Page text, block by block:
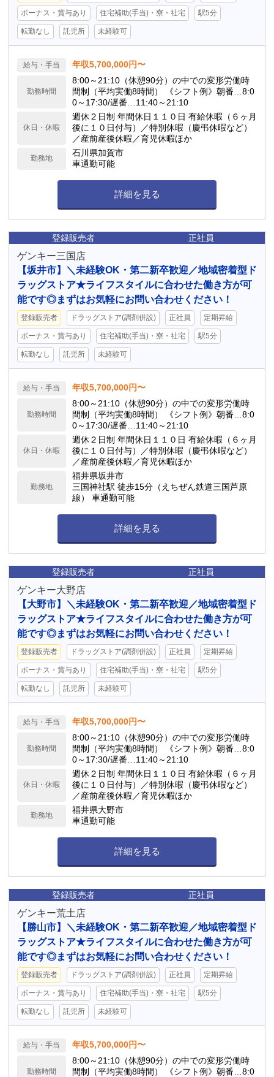
ボーナス・賞与あり 住宅補助(手当)・寮・社宅 駅5分
転勤なし 託児所 未経験可
給与・手当 年収5,700,000円〜
勤務時間
8:00～21:10（休憩90分）の中での変形労働時
間制（平均実働8時間） 《シフト例》朝番…8:0
0～17:30/遅番…11:40～21:10
休日・休暇
週休２日制 年間休日１１０日 有給休暇（６ヶ月
後に１０日付与）／特別休暇（慶弔休暇など）
／産前産後休暇／育児休暇ほか
勤務地
石川県加賀市
車通勤可能
詳細を見る
登録販売者 正社員
ゲンキー三国店
【坂井市】＼未経験OK・第二新卒歓迎／地域密着型ド
ラッグストア★ライフスタイルに合わせた働き方が可
能です◎まずはお気軽にお問い合わせください！
登録販売者 ドラッグストア(調剤併設) 正社員 定期昇給
ボーナス・賞与あり 住宅補助(手当)・寮・社宅 駅5分
転勤なし 託児所 未経験可
給与・手当 年収5,700,000円〜
勤務時間
8:00～21:10（休憩90分）の中での変形労働時
間制（平均実働8時間） 《シフト例》朝番…8:0
0～17:30/遅番…11:40～21:10
休日・休暇
週休２日制 年間休日１１０日 有給休暇（６ヶ月
後に１０日付与）／特別休暇（慶弔休暇など）
／産前産後休暇／育児休暇ほか
勤務地
福井県坂井市
三国神社駅 徒歩15分（えちぜん鉄道三国芦原
線） 車通勤可能
詳細を見る
登録販売者 正社員
ゲンキー大野店
【大野市】＼未経験OK・第二新卒歓迎／地域密着型ド
ラッグストア★ライフスタイルに合わせた働き方が可
能です◎まずはお気軽にお問い合わせください！
登録販売者 ドラッグストア(調剤併設) 正社員 定期昇給
ボーナス・賞与あり 住宅補助(手当)・寮・社宅 駅5分
転勤なし 託児所 未経験可
給与・手当 年収5,700,000円〜
勤務時間
8:00～21:10（休憩90分）の中での変形労働時
間制（平均実働8時間） 《シフト例》朝番…8:0
0～17:30/遅番…11:40～21:10
休日・休暇
週休２日制 年間休日１１０日 有給休暇（６ヶ月
後に１０日付与）／特別休暇（慶弔休暇など）
／産前産後休暇／育児休暇ほか
勤務地
福井県大野市
車通勤可能
詳細を見る
登録販売者 正社員
ゲンキー荒土店
【勝山市】＼未経験OK・第二新卒歓迎／地域密着型ド
ラッグストア★ライフスタイルに合わせた働き方が可
能です◎まずはお気軽にお問い合わせください！
登録販売者 ドラッグストア(調剤併設) 正社員 定期昇給
ボーナス・賞与あり 住宅補助(手当)・寮・社宅 駅5分
転勤なし 託児所 未経験可
給与・手当 年収5,700,000円〜
勤務時間
8:00～21:10（休憩90分）の中での変形労働時
間制（平均実働8時間） 《シフト例》朝番…8:0